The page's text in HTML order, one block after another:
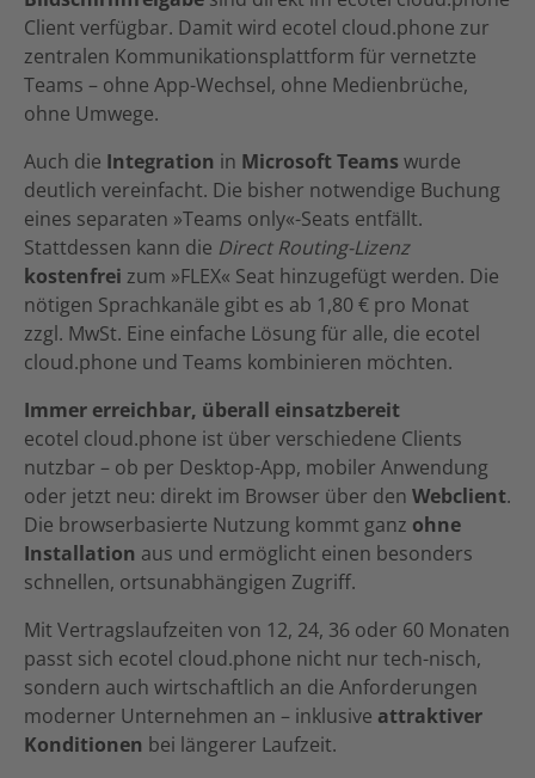
Client verfügbar. Damit wird ecotel cloud.phone zur
zentralen Kommunikationsplattform für vernetzte
Teams – ohne App-Wechsel, ohne Medienbrüche,
ohne Umwege.
Auch die Integration in Microsoft Teams wurde
deutlich vereinfacht. Die bisher notwendige Buchung
eines separaten »Teams only«-Seats entfällt.
Stattdessen kann die Direct Routing-Lizenz
kostenfrei zum »FLEX« Seat hinzugefügt werden. Die
nötigen Sprachkanäle gibt es ab 1,80 € pro Monat
zzgl. MwSt. Eine einfache Lösung für alle, die ecotel
cloud.phone und Teams kombinieren möchten.
Immer erreichbar, überall einsatzbereit
ecotel cloud.phone ist über verschiedene Clients
nutzbar – ob per Desktop-App, mobiler Anwendung
oder jetzt neu: direkt im Browser über den Webclient.
Die browserbasierte Nutzung kommt ganz ohne
Installation aus und ermöglicht einen besonders
schnellen, ortsunabhängigen Zugriff.
Mit Vertragslaufzeiten von 12, 24, 36 oder 60 Monaten
passt sich ecotel cloud.phone nicht nur tech-nisch,
sondern auch wirtschaftlich an die Anforderungen
moderner Unternehmen an – inklusive attraktiver
Konditionen bei längerer Laufzeit.